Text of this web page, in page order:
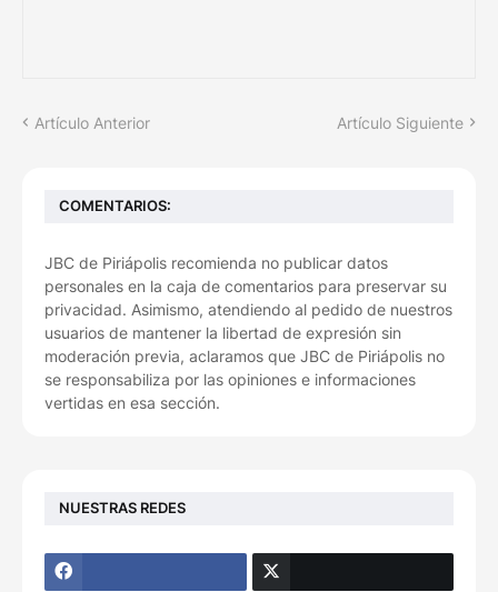
Artículo Anterior Artículo Siguiente
COMENTARIOS:
JBC de Piriápolis recomienda no publicar datos
personales en la caja de comentarios para preservar su
privacidad. Asimismo, atendiendo al pedido de nuestros
usuarios de mantener la libertad de expresión sin
moderación previa, aclaramos que JBC de Piriápolis no
se responsabiliza por las opiniones e informaciones
vertidas en esa sección.
NUESTRAS REDES